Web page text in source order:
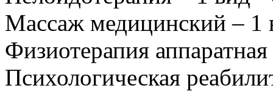
Массаж медицинский – 1
Физиотерапия
Психологическая